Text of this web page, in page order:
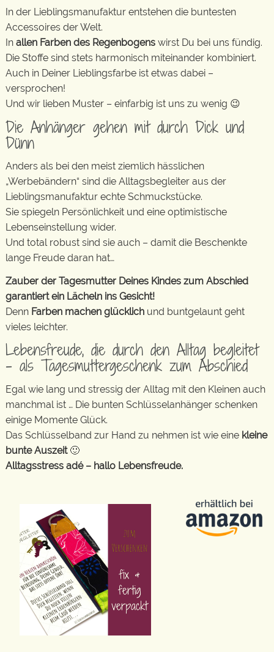
In der Lieblingsmanufaktur entstehen die buntesten
Accessoires der Welt.
In allen Farben des Regenbogens wirst Du bei uns fündig.
Die Stoffe sind stets harmonisch miteinander kombiniert.
Auch in Deiner Lieblingsfarbe ist etwas dabei –
versprochen!
Und wir lieben Muster – einfarbig ist uns zu wenig 😉
Die Anhänger gehen mit durch Dick und
Dünn
Anders als bei den meist ziemlich hässlichen
„Werbebändern“ sind die Alltagsbegleiter aus der
Lieblingsmanufaktur echte Schmuckstücke.
Sie spiegeln Persönlichkeit und eine optimistische
Lebenseinstellung wider.
Und total robust sind sie auch – damit die Beschenkte
lange Freude daran hat…
Zauber der Tagesmutter Deines Kindes zum Abschied
garantiert ein Lächeln ins Gesicht!
Denn Farben machen glücklich und buntgelaunt geht
vieles leichter.
Lebensfreude, die durch den Alltag begleitet
– als Tagesmuttergeschenk zum Abschied
Egal wie lang und stressig der Alltag mit den Kleinen auch
manchmal ist … Die bunten Schlüsselanhänger schenken
einige Momente Glück.
Das Schlüsselband zur Hand zu nehmen ist wie eine kleine
bunte Auszeit🙂
Alltagsstress adé – hallo Lebensfreude.